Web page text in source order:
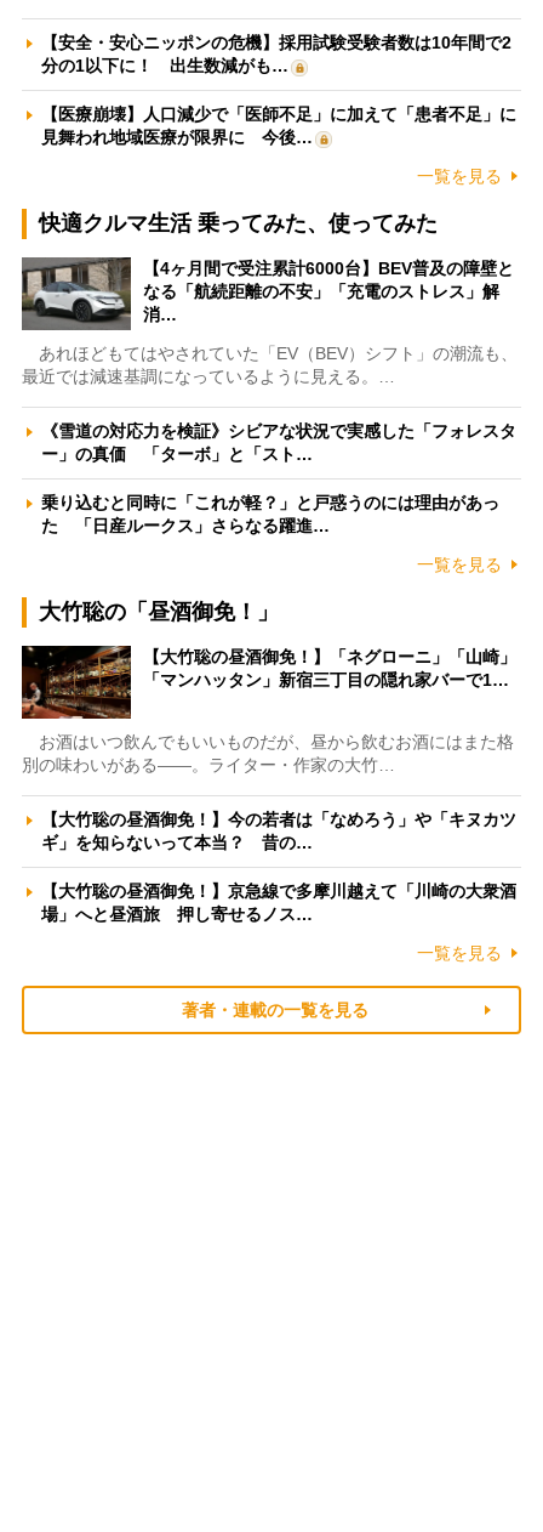
【安全・安心ニッポンの危機】採用試験受験者数は10年間で2
分の1以下に！ 出生数減がも…
【医療崩壊】人口減少で「医師不足」に加えて「患者不足」に
見舞われ地域医療が限界に 今後…
一覧を見る
快適クルマ生活 乗ってみた、使ってみた
【4ヶ月間で受注累計6000台】BEV普及の障壁と
なる「航続距離の不安」「充電のストレス」解
消…
あれほどもてはやされていた「EV（BEV）シフト」の潮流も、
最近では減速基調になっているように見える。…
《雪道の対応力を検証》シビアな状況で実感した「フォレスタ
ー」の真価 「ターボ」と「スト…
乗り込むと同時に「これが軽？」と戸惑うのには理由があっ
た 「日産ルークス」さらなる躍進…
一覧を見る
大竹聡の「昼酒御免！」
【大竹聡の昼酒御免！】「ネグローニ」「山崎」
「マンハッタン」新宿三丁目の隠れ家バーで1…
お酒はいつ飲んでもいいものだが、昼から飲むお酒にはまた格
別の味わいがある――。ライター・作家の大竹…
【大竹聡の昼酒御免！】今の若者は「なめろう」や「キヌカツ
ギ」を知らないって本当？ 昔の…
【大竹聡の昼酒御免！】京急線で多摩川越えて「川崎の大衆酒
場」へと昼酒旅 押し寄せるノス…
一覧を見る
著者・連載の一覧を見る